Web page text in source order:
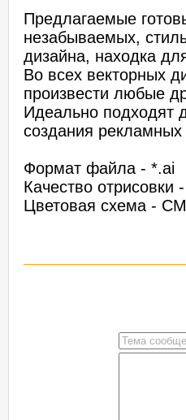
Предлагаемые
незабываемых,
дизайна, находка
Во всех векторных
произвести любые
Идеально подходят
создания
Формат файла - *.ai
Качество отрисовки
Цветовая схема -